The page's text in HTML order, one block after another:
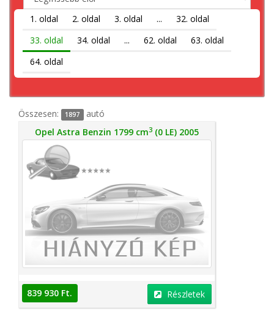
1. oldal 2. oldal 3. oldal ...
32. oldal
33. oldal
34. oldal ... 62. oldal
63. oldal
64. oldal
Összesen: 1897 autó
Opel Astra Benzin 1799 cm3 (0 LE) 2005
839 930 Ft. Részletek